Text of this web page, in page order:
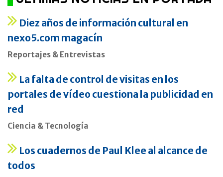
Diez años de información cultural en
nexo5.com magacín
Reportajes & Entrevistas
La falta de control de visitas en los
portales de vídeo cuestiona la publicidad en
red
Ciencia & Tecnología
Los cuadernos de Paul Klee al alcance de
todos